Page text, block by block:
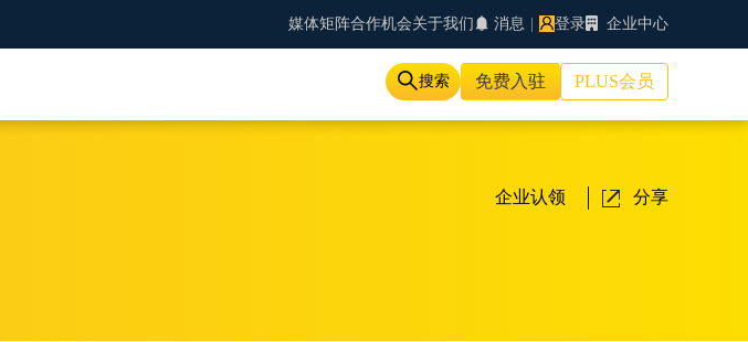
媒体矩阵合作机会关于我们 消息 登录 企业中心
搜索 免费入驻 PLUS会员
企业认领 分享